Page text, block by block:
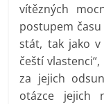
vítězných
postupem
stát, tak jako
čeští
za jejich
otázce jejich